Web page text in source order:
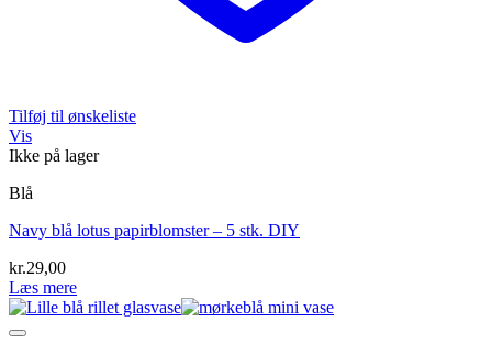
Tilføj til ønskeliste
Vis
Ikke på lager
Blå
Navy blå lotus papirblomster – 5 stk. DIY
kr.29,00
Læs mere